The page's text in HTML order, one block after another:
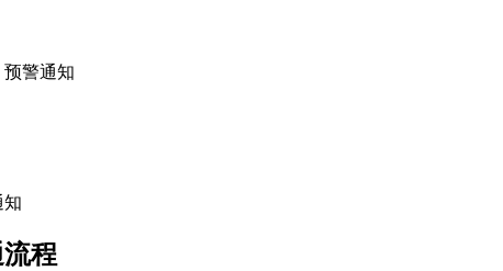
警通知
知
程